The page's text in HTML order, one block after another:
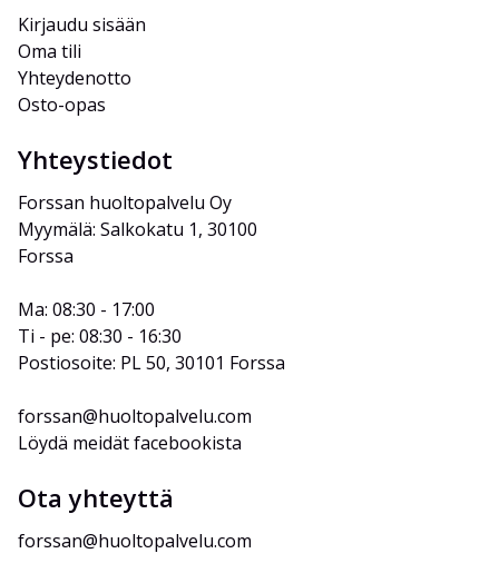
Kirjaudu sisään
Oma tili
Yhteydenotto
Osto-opas
Yhteystiedot
Forssan huoltopalvelu Oy
Myymälä: Salkokatu 1, 30100
Forssa
Ma: 08:30 - 17:00
Ti - pe: 08:30 - 16:30
Postiosoite: PL 50, 30101 Forssa
forssan@huoltopalvelu.com
Löydä meidät facebookista
Ota yhteyttä
forssan@huoltopalvelu.com